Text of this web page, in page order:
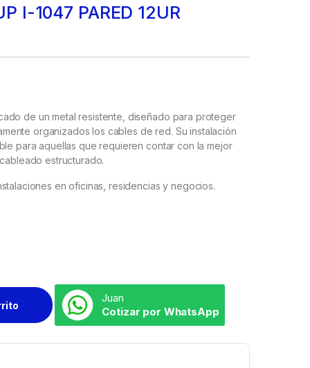
I-1047 PARED 12UR
de un metal resistente, diseñado para proteger
organizados los cables de red. Su instalación
para aquellas que requieren contar con la mejor
estructurado.
en oficinas, residencias y negocios.
Juan
Cotizar por WhatsApp